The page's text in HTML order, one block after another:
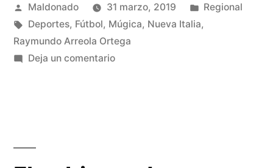
el
deporte
entre
Publicado
por
Maldonado 31 marzo, 2019
Publicada
Regional
Etiquetas:
Deportes, Fútbol, Múgica, Nueva Italia,
Raymundo Arreola Ortega
Deja un comentarioen